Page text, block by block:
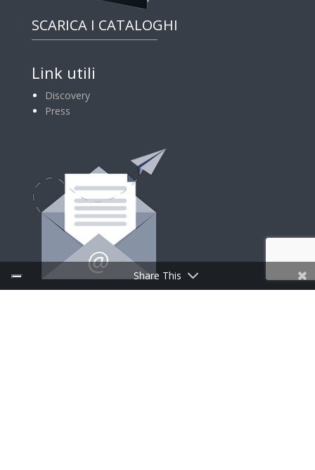
SCARICA I CATALOGHI
Link utili
Discovery
Press
ISCRIVITI ALLA NEWSLETTER
Share This